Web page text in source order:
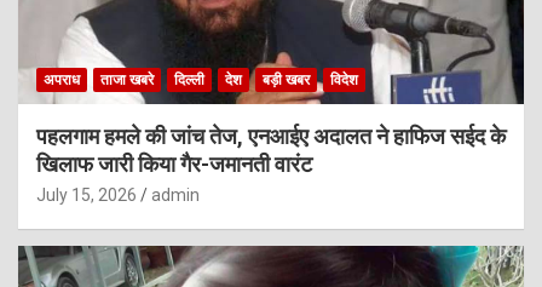
अपराध ताजा खबरे दिल्ली देश बड़ी खबर विदेश
पहलगाम हमले की जांच तेज, एनआईए अदालत ने हाफिज सईद के
खिलाफ जारी किया गैर-जमानती वारंट
July 15, 2026 admin